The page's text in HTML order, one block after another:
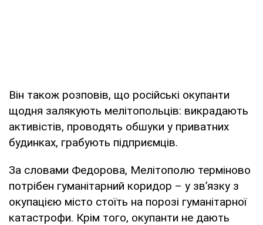
Він також розповів, що російські окупанти
щодня залякують мелітопольців: викрадають
активістів, проводять обшуки у приватних
будинках, грабують підприємців.
За словами Федорова, Мелітополю терміново
потрібен гуманітарний коридор – у зв’язку з
окупацією місто стоїть на порозі гуманітарної
катастрофи. Крім того, окупанти не дають